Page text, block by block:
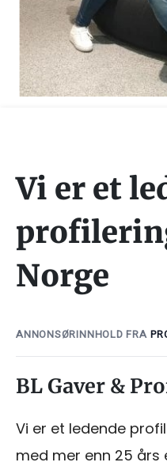
Vi er et
Norge
ANNONSØRINNHOLD FRA
BL Gaver &
Vi er et ledende
med mer enn 25 års